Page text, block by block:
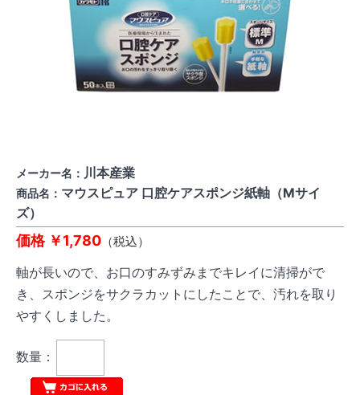
メーカー名： 川本産業
商品名： マウスピュア 口腔ケアスポンジ紙軸（Mサイ
ズ）
価格 ￥1,780 （税込）
軸が長いので、お口のすみずみまでキレイに清掃がで
き、スポンジをサクラカットにしたことで、汚れを取り
やすくしました。
数量：